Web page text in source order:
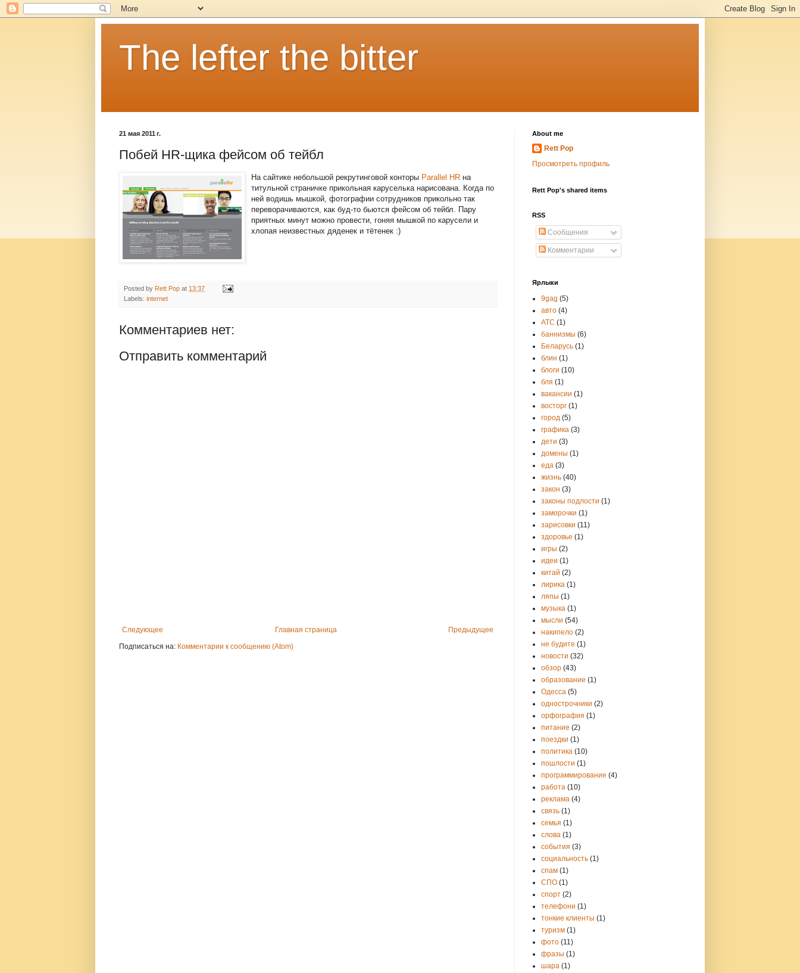
The lefter the bitter
21 мая 2011 г.
Побей HR-щика фейсом об тейбл
На сайтике небольшой рекрутинговой конторы Parallel HR на
титульной страничке прикольная каруселька нарисована. Когда по
ней водишь мышкой, фотографии сотрудников прикольно так
переворачиваются, как буд-то бьются фейсом об тейбл. Пару
приятных минут можно провести, гоняя мышкой по карусели и
хлопая неизвестных дяденек и тётенек :)
Posted by Rett Pop at 13:37
Labels: internet
Комментариев нет:
Отправить комментарий
Следующее Предыдущее
Главная страница
Подписаться на: Комментарии к сообщению (Atom)
About me
Rett Pop
Просмотреть профиль
Rett Pop's shared items
RSS
Сообщения
Комментарии
Ярлыки
9gag (5)
авто (4)
АТС (1)
баннизмы (6)
Беларусь (1)
блин (1)
блоги (10)
бля (1)
вакансии (1)
восторг (1)
город (5)
графика (3)
дети (3)
домены (1)
еда (3)
жизнь (40)
закон (3)
законы подлости (1)
заморочки (1)
зарисовки (11)
здоровье (1)
игры (2)
идеи (1)
китай (2)
лирика (1)
ляпы (1)
музыка (1)
мысли (54)
накипело (2)
не будите (1)
новости (32)
обзор (43)
образование (1)
Одесса (5)
однострочники (2)
орфография (1)
питание (2)
поездки (1)
политика (10)
пошлости (1)
программирование (4)
работа (10)
реклама (4)
связь (1)
семья (1)
слова (1)
события (3)
социальность (1)
спам (1)
СПО (1)
спорт (2)
телефони (1)
тонкие клиенты (1)
туризм (1)
фото (11)
фразы (1)
шара (1)